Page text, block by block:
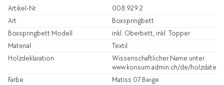
Artikel-Nr.
008.929.2
Art
Boxspringbett
Boxspringbett Modell
inkl. Oberbett, inkl. Topper
Material
Textil
Holzdeklaration
Wissenschaftlicher Name unter
www.konsum.admin.ch/de/
Farbe
Matiss 07 Beige